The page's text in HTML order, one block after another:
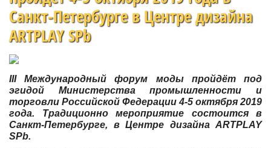
Санкт-Петербурге в Центре дизайна
ARTPLAY SPb
III Международный форум моды пройдёт под
эгидой Министерства промышленности и
торговли Российской Федерации 4-5 октября 2019
года. Традиционно мероприятие состоится в
Санкт-Петербурге, в Центре дизайна ARTPLAY
SPb.